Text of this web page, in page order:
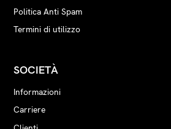
Politica Anti Spam
Termini di utilizzo
SOCIETÀ
Informazioni
Carriere